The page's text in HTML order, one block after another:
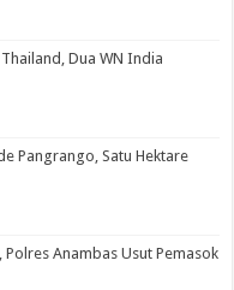
Dua WN India
Pangrango, Satu Hektare
Anambas Usut Pemasok